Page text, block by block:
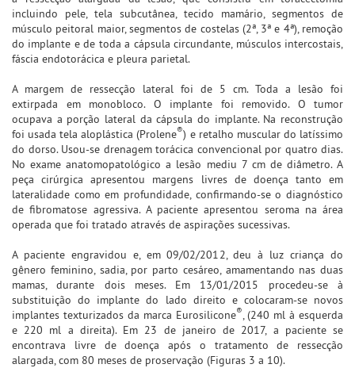
incluindo pele, tela subcutânea, tecido mamário, segmentos de
músculo peitoral maior, segmentos de costelas (2ª, 3ª e 4ª), remoção
do implante e de toda a cápsula circundante, músculos intercostais,
fáscia endotorácica e pleura parietal.
A margem de ressecção lateral foi de 5 cm. Toda a lesão foi
extirpada em monobloco. O implante foi removido. O tumor
ocupava a porção lateral da cápsula do implante. Na reconstrução
foi usada tela aloplástica (Prolene®) e retalho muscular do latíssimo
do dorso. Usou-se drenagem torácica convencional por quatro dias.
No exame anatomopatológico a lesão mediu 7 cm de diâmetro. A
peça cirúrgica apresentou margens livres de doença tanto em
lateralidade como em profundidade, confirmando-se o diagnóstico
de fibromatose agressiva. A paciente apresentou seroma na área
operada que foi tratado através de aspirações sucessivas.
A paciente engravidou e, em 09/02/2012, deu à luz criança do
gênero feminino, sadia, por parto cesáreo, amamentando nas duas
mamas, durante dois meses. Em 13/01/2015 procedeu-se à
substituição do implante do lado direito e colocaram-se novos
implantes texturizados da marca Eurosilicone® , (240 ml à esquerda
e 220 ml a direita). Em 23 de janeiro de 2017, a paciente se
encontrava livre de doença após o tratamento de ressecção
alargada, com 80 meses de proservação (Figuras 3 a 10).